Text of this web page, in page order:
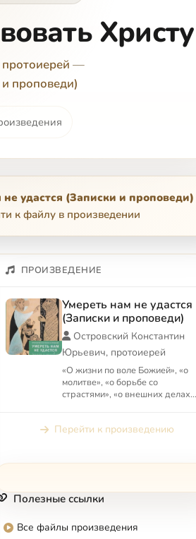
Христу
—
проповеди)
удастся (Записки и проповеди)
к файлу в произведении
ПРОИЗВЕДЕНИЕ
Умереть нам не удастся
(Записки и проповеди)
Островский Константин
Юрьевич, протоиерей
«О жизни по воле Божией», «о
молитве», «о борьбе со
страстями», «о внешних делах
ближних», «...
Перейти к произведению
Полезные ссылки
Все файлы произведения